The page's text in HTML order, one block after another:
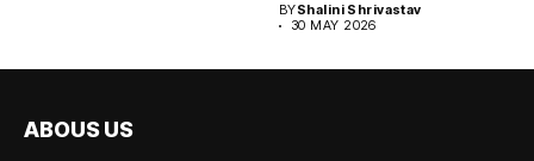
BYShalini Shrivastav
30 MAY 2026
ABOUS US